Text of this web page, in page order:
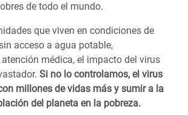
de todo el mundo.
que viven en condiciones de
acceso a agua potable,
médica, el impacto del virus
Si no lo controlamos, el virus
millones de vidas más y sumir a la
del planeta en la pobreza.